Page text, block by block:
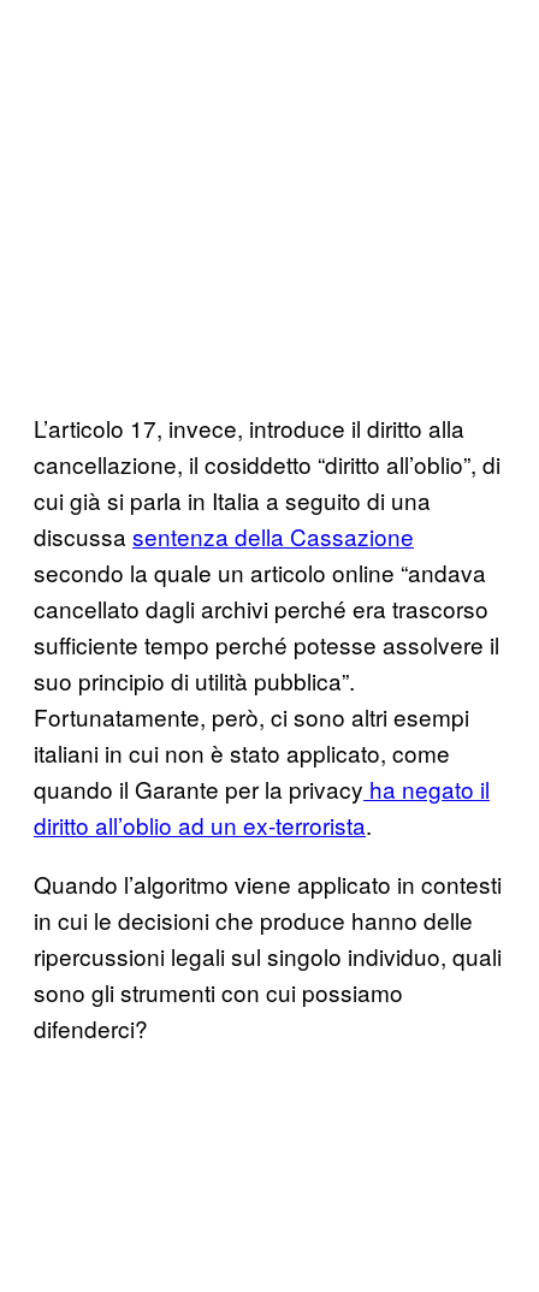
L’articolo 17, invece, introduce il diritto alla
cancellazione, il cosiddetto “diritto all’oblio”, di
cui già si parla in Italia a seguito di una
discussa sentenza della Cassazione
secondo la quale un articolo online “andava
cancellato dagli archivi perché era trascorso
sufficiente tempo perché potesse assolvere il
suo principio di utilità pubblica”.
Fortunatamente, però, ci sono altri esempi
italiani in cui non è stato applicato, come
quando il Garante per la privacy ha negato il
diritto all’oblio ad un ex-terrorista.
Quando l’algoritmo viene applicato in contesti
in cui le decisioni che produce hanno delle
ripercussioni legali sul singolo individuo, quali
sono gli strumenti con cui possiamo
difenderci?